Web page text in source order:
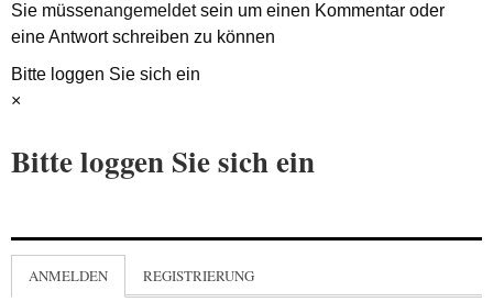
Sie müssenangemeldetsein um einen Kommentar oder
eine Antwort schreiben zu können
Bitte loggen Sie sich ein
×
Bitte loggen Sie sich ein
ANMELDEN REGISTRIERUNG